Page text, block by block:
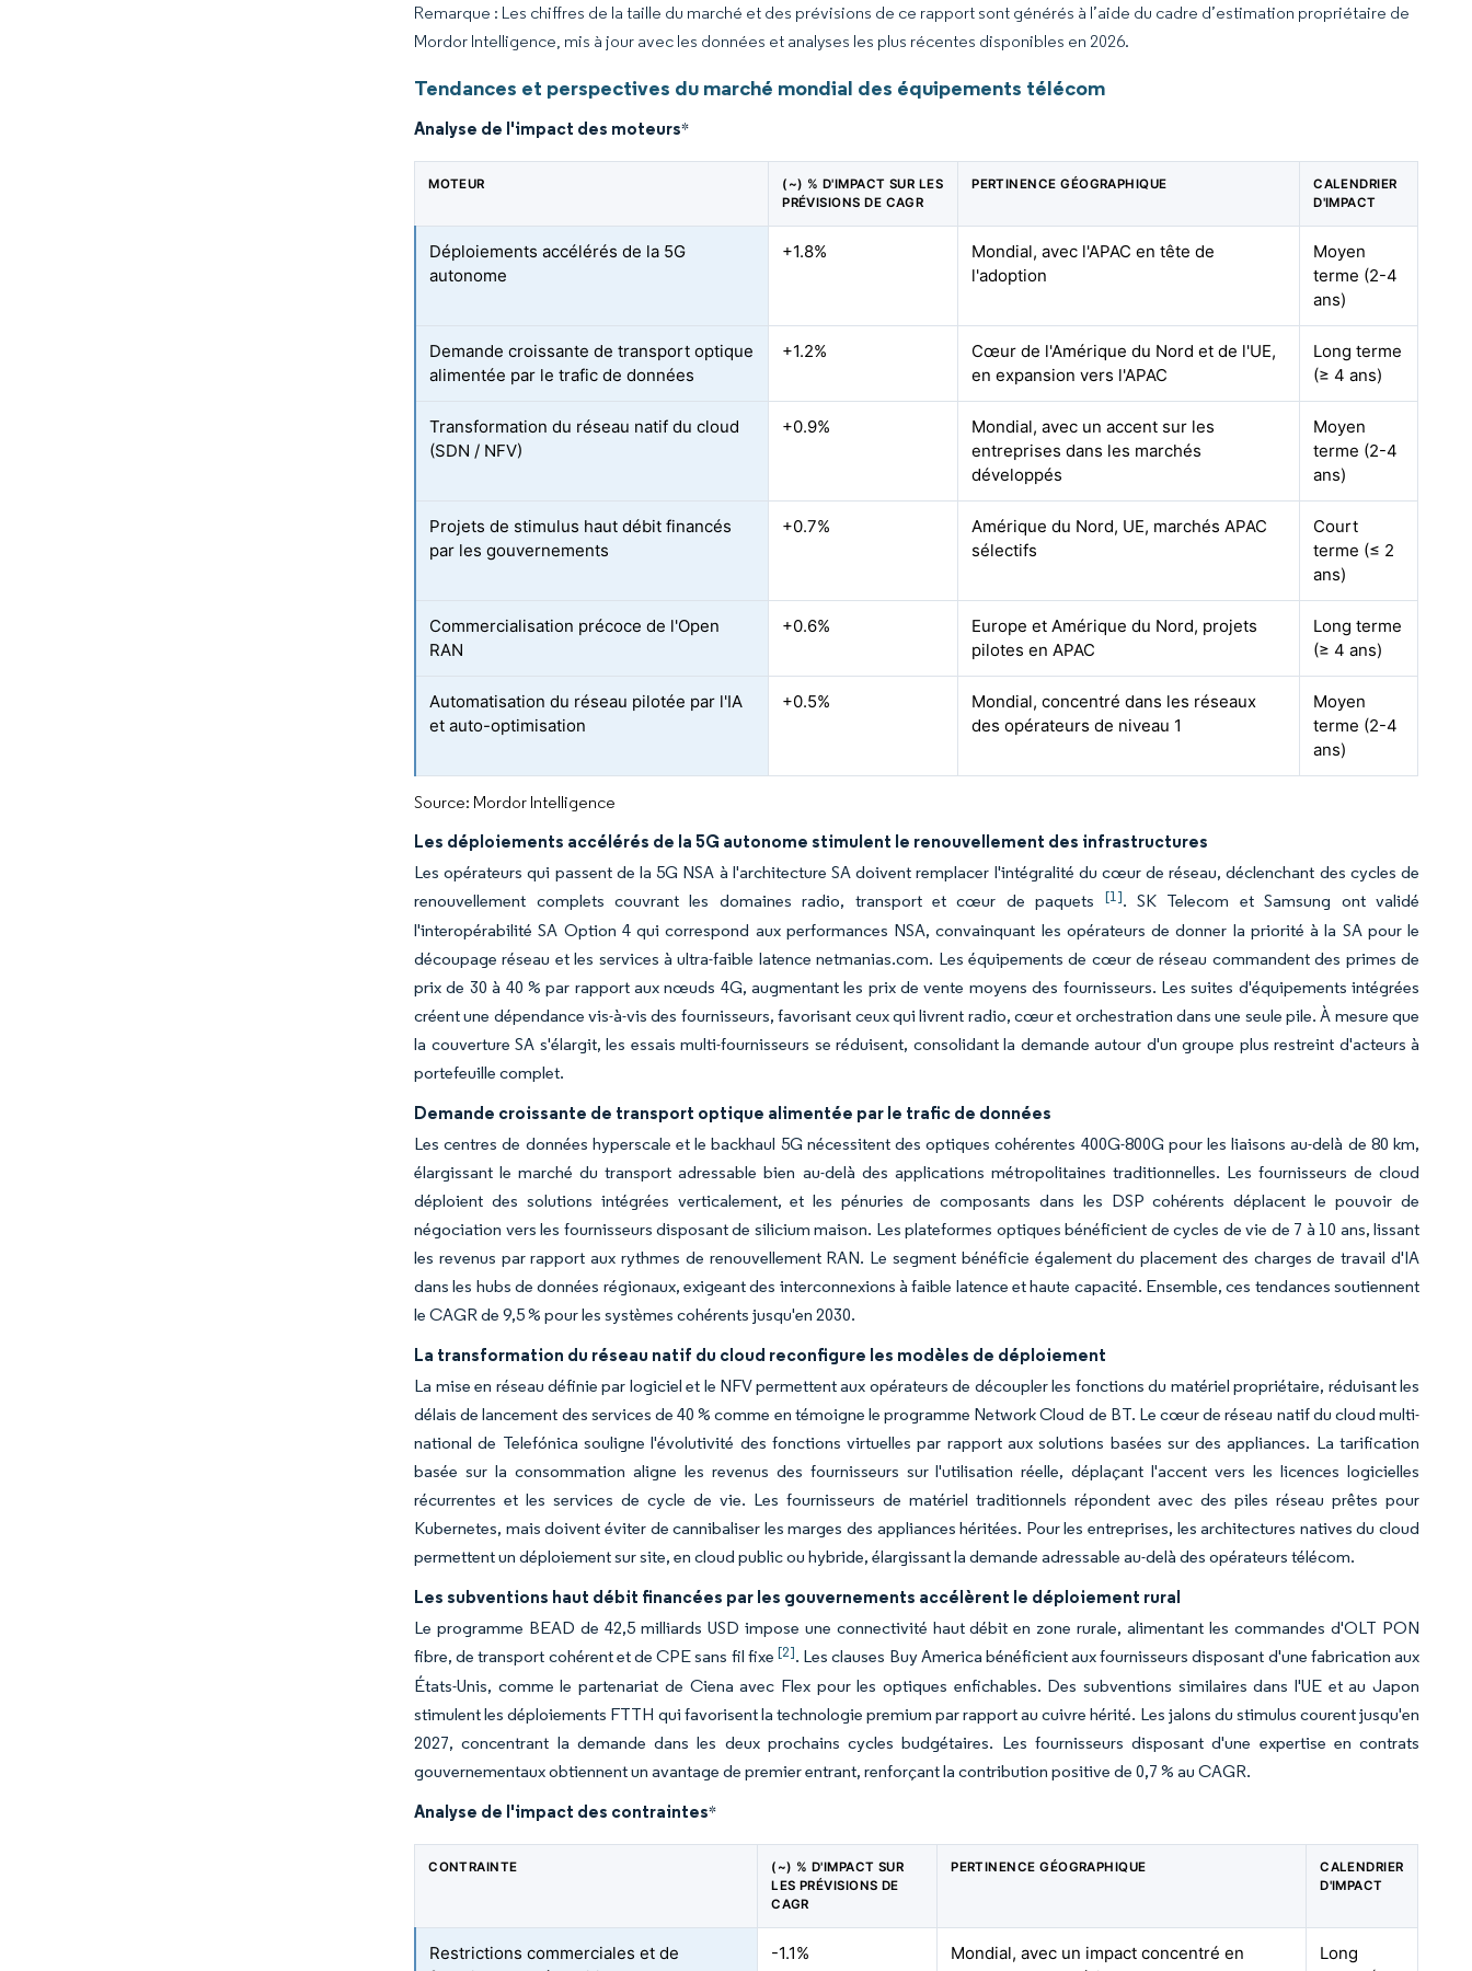
Remarque : Les chiffres de la taille du marché et des prévisions de ce rapport sont générés à l’aide du cadre d’estimation propriétaire de
Mordor Intelligence, mis à jour avec les données et analyses les plus récentes disponibles en 2026.
Tendances et perspectives du marché mondial des équipements télécom
Analyse de l'impact des moteurs*
MOTEUR
(~) % D'IMPACT SUR LES
PRÉVISIONS DE CAGR
PERTINENCE GÉOGRAPHIQUE
CALENDRIER
D'IMPACT
Déploiements accélérés de la 5G
autonome
+1.8%
Mondial, avec l'APAC en tête de
l'adoption
Moyen
terme (2-4
ans)
Demande croissante de transport optique
alimentée par le trafic de données
+1.2%
Cœur de l'Amérique du Nord et de l'UE,
en expansion vers l'APAC
Long terme
(≥ 4 ans)
Transformation du réseau natif du cloud
(SDN / NFV)
+0.9%
Mondial, avec un accent sur les
entreprises dans les marchés
développés
Moyen
terme (2-4
ans)
Projets de stimulus haut débit financés
par les gouvernements
+0.7%
Amérique du Nord, UE, marchés APAC
sélectifs
Court
terme (≤ 2
ans)
Commercialisation précoce de l'Open
RAN
+0.6%
Europe et Amérique du Nord, projets
pilotes en APAC
Long terme
(≥ 4 ans)
Automatisation du réseau pilotée par l'IA
et auto-optimisation
+0.5%
Mondial, concentré dans les réseaux
des opérateurs de niveau 1
Moyen
terme (2-4
ans)
Source: Mordor Intelligence
Les déploiements accélérés de la 5G autonome stimulent le renouvellement des infrastructures
Les opérateurs qui passent de la 5G NSA à l'architecture SA doivent remplacer l'intégralité du cœur de réseau, déclenchant des cycles de
renouvellement complets couvrant les domaines radio, transport et cœur de paquets [1]. SK Telecom et Samsung ont validé
l'interopérabilité SA Option 4 qui correspond aux performances NSA, convainquant les opérateurs de donner la priorité à la SA pour le
découpage réseau et les services à ultra-faible latence netmanias.com. Les équipements de cœur de réseau commandent des primes de
prix de 30 à 40 % par rapport aux nœuds 4G, augmentant les prix de vente moyens des fournisseurs. Les suites d'équipements intégrées
créent une dépendance vis-à-vis des fournisseurs, favorisant ceux qui livrent radio, cœur et orchestration dans une seule pile. À mesure que
la couverture SA s'élargit, les essais multi-fournisseurs se réduisent, consolidant la demande autour d'un groupe plus restreint d'acteurs à
portefeuille complet.
Demande croissante de transport optique alimentée par le trafic de données
Les centres de données hyperscale et le backhaul 5G nécessitent des optiques cohérentes 400G-800G pour les liaisons au-delà de 80 km,
élargissant le marché du transport adressable bien au-delà des applications métropolitaines traditionnelles. Les fournisseurs de cloud
déploient des solutions intégrées verticalement, et les pénuries de composants dans les DSP cohérents déplacent le pouvoir de
négociation vers les fournisseurs disposant de silicium maison. Les plateformes optiques bénéficient de cycles de vie de 7 à 10 ans, lissant
les revenus par rapport aux rythmes de renouvellement RAN. Le segment bénéficie également du placement des charges de travail d'IA
dans les hubs de données régionaux, exigeant des interconnexions à faible latence et haute capacité. Ensemble, ces tendances soutiennent
le CAGR de 9,5 % pour les systèmes cohérents jusqu'en 2030.
La transformation du réseau natif du cloud reconfigure les modèles de déploiement
La mise en réseau définie par logiciel et le NFV permettent aux opérateurs de découpler les fonctions du matériel propriétaire, réduisant les
délais de lancement des services de 40 % comme en témoigne le programme Network Cloud de BT. Le cœur de réseau natif du cloud multi-
national de Telefónica souligne l'évolutivité des fonctions virtuelles par rapport aux solutions basées sur des appliances. La tarification
basée sur la consommation aligne les revenus des fournisseurs sur l'utilisation réelle, déplaçant l'accent vers les licences logicielles
récurrentes et les services de cycle de vie. Les fournisseurs de matériel traditionnels répondent avec des piles réseau prêtes pour
Kubernetes, mais doivent éviter de cannibaliser les marges des appliances héritées. Pour les entreprises, les architectures natives du cloud
permettent un déploiement sur site, en cloud public ou hybride, élargissant la demande adressable au-delà des opérateurs télécom.
Les subventions haut débit financées par les gouvernements accélèrent le déploiement rural
Le programme BEAD de 42,5 milliards USD impose une connectivité haut débit en zone rurale, alimentant les commandes d'OLT PON
fibre, de transport cohérent et de CPE sans fil fixe [2]. Les clauses Buy America bénéficient aux fournisseurs disposant d'une fabrication aux
États-Unis, comme le partenariat de Ciena avec Flex pour les optiques enfichables. Des subventions similaires dans l'UE et au Japon
stimulent les déploiements FTTH qui favorisent la technologie premium par rapport au cuivre hérité. Les jalons du stimulus courent jusqu'en
2027, concentrant la demande dans les deux prochains cycles budgétaires. Les fournisseurs disposant d'une expertise en contrats
gouvernementaux obtiennent un avantage de premier entrant, renforçant la contribution positive de 0,7 % au CAGR.
Analyse de l'impact des contraintes*
CONTRAINTE
(~) % D'IMPACT SUR
LES PRÉVISIONS DE
CAGR
PERTINENCE GÉOGRAPHIQUE
CALENDRIER
D'IMPACT
Restrictions commerciales et de
-1.1%
Mondial, avec un impact concentré en
Long